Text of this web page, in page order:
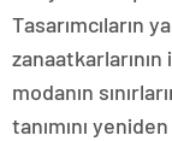
Tasarımcıların
modanın
tanımını